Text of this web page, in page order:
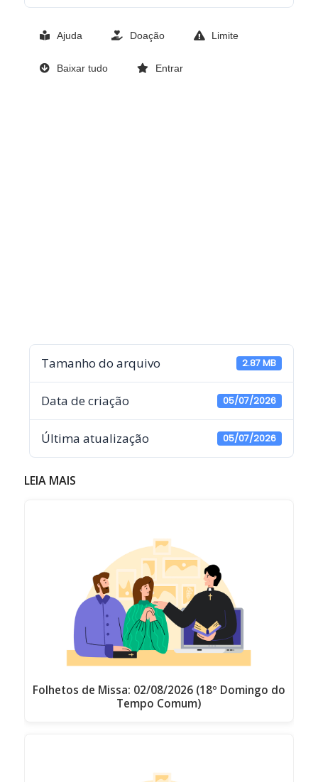
Ajuda Doação Limite
Baixar tudo Entrar
Tamanho do arquivo 2.87 MB
Data de criação 05/07/2026
Última atualização 05/07/2026
LEIA MAIS
Folhetos de Missa: 02/08/2026 (18º Domingo do
Tempo Comum)